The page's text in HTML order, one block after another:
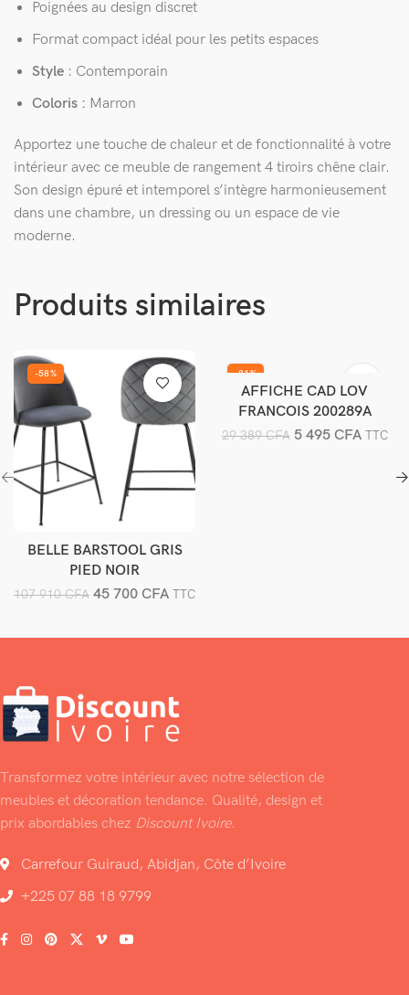
Poignées au design discret
Format compact idéal pour les petits espaces
Style : Contemporain
Coloris : Marron
Apportez une touche de chaleur et de fonctionnalité à votre
intérieur avec ce meuble de rangement 4 tiroirs chêne clair.
Son design épuré et intemporel s’intègre harmonieusement
dans une chambre, un dressing ou un espace de vie
moderne.
Produits similaires
-58%
Ajouter au panier
BELLE BARSTOOL GRIS
PIED NOIR
107 910CFA 45 700 CFA TTC
-81%
Ajouter au panier
AFFICHE CAD LOV
FRANCOIS 200289A
29 389CFA 5 495 CFA TTC
Transformez votre intérieur avec notre sélection de
meubles et décoration tendance. Qualité, design et
prix abordables chez Discount Ivoire.
Carrefour Guiraud, Abidjan, Côte d’Ivoire
+225 07 88 18 9799